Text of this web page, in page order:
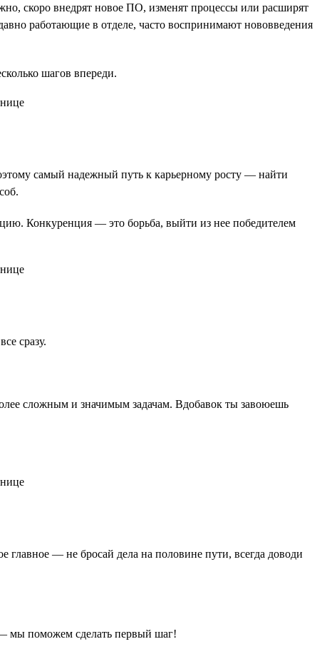
скоро внедрят новое ПО, изменят процессы или расширят
работающие в отделе, часто воспринимают нововведения
шагов впереди.
самый надежный путь к карьерному росту — найти
Конкуренция — это борьба, выйти из нее победителем
сразу.
сложным и значимым задачам. Вдобавок ты завоюешь
— не бросай дела на половине пути, всегда доводи
— мы поможем сделать первый шаг!